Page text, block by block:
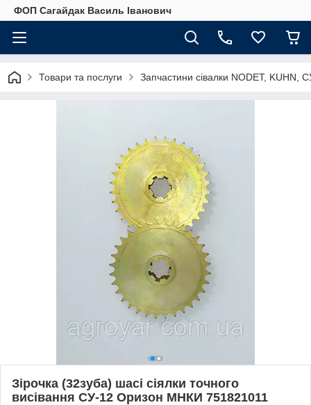
ФОП Сагайдак Василь Іванович
Товари та послуги Запчастини сівалки NODET, KUHN,
Зірочка (32зуба) шасі сіялки точного
висівання СУ-12 Оризон МНКИ 751821011